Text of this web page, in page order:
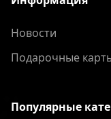
Новости
Подарочные
Популярные